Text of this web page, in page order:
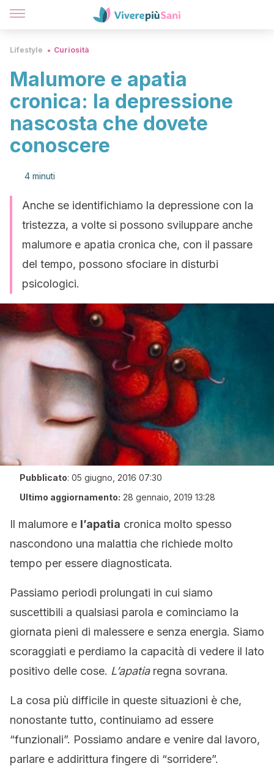
Lifestyle Curiosità
Malumore e apatia
cronica: la depressione
nascosta che dovete
conoscere
4 minuti
Anche se identifichiamo la depressione con la
tristezza, a volte si possono sviluppare anche
malumore e apatia cronica che, con il passare
del tempo, possono sfociare in disturbi
psicologici.
Pubblicato: 05 giugno, 2016 07:30
Ultimo aggiornamento: 28 gennaio, 2019 13:28
Il malumore e l’apatia cronica molto spesso
nascondono una malattia che richiede molto
tempo per essere diagnosticata.
Passiamo periodi prolungati in cui siamo
suscettibili a qualsiasi parola e cominciamo la
giornata pieni di malessere e senza energia. Siamo
scoraggiati e perdiamo la capacità di vedere il lato
positivo delle cose. L’apatia regna sovrana.
La cosa più difficile in queste situazioni è che,
nonostante tutto, continuiamo ad essere
“funzionali”. Possiamo andare e venire dal lavoro,
parlare e addirittura fingere di “sorridere”.